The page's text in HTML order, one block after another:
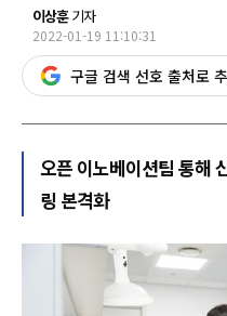
이상훈기자
2022-01-19 11:10:31
구글 검색 선호 출처로
오픈 이노베이션팀 통해
링 본격화